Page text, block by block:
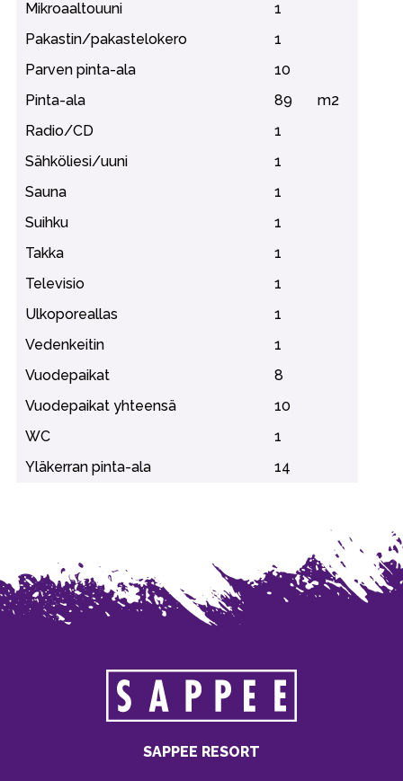
Mikroaaltouuni
1
Pakastin/pakastelokero
1
Parven pinta-ala
10
Pinta-ala
89
m2
Radio/CD
1
Sähköliesi/uuni
1
Sauna
1
Suihku
1
Takka
1
Televisio
1
Ulkoporeallas
1
Vedenkeitin
1
Vuodepaikat
8
Vuodepaikat yhteensä
10
WC
1
Yläkerran pinta-ala
14
SAPPEE RESORT